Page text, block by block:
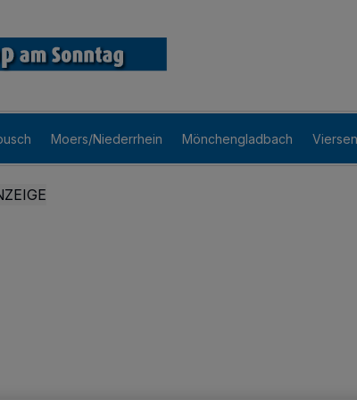
Moers/Niederrhein Mönchengladbach Viersen